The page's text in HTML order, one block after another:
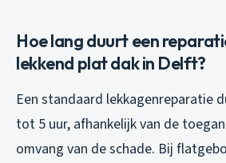
Hoe lang duurt een
lekkend plat dak in Delft?
Een standaard lekkagenreparatie
tot 5 uur, afhankelijk van de
omvang van de schade. Bij